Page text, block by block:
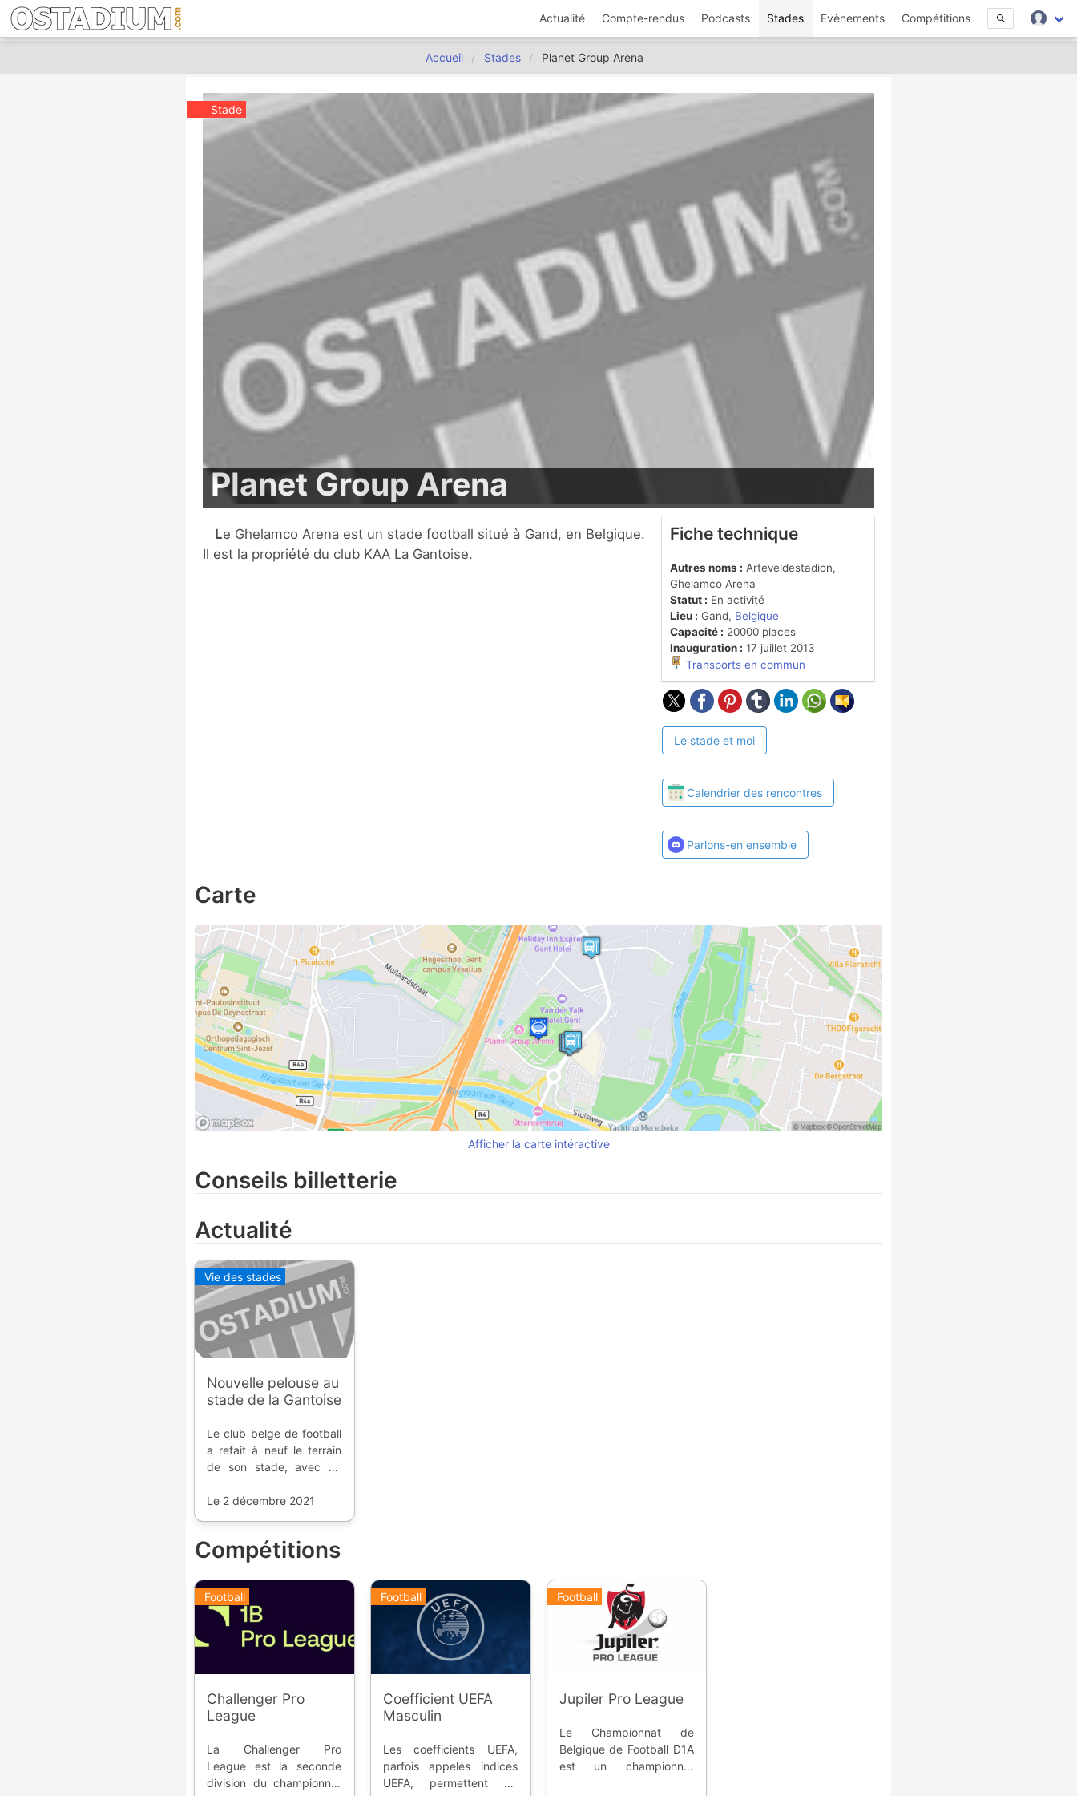
Actualité Compte-rendus Podcasts Stades Evènements Compétitions
Accueil Stades Planet Group Arena
Stade
Planet Group Arena
Le Ghelamco Arena est un stade football situé à Gand, en Belgique.
Il est la propriété du club KAA La Gantoise.
Fiche technique
Autres noms : Arteveldestadion,
Ghelamco Arena
Statut : En activité
Lieu : Gand, Belgique
Capacité : 20000 places
Inauguration : 17 juillet 2013
Transports en commun
Le stade et moi
Calendrier des rencontres
Parlons-en ensemble
Carte
Afficher la carte intéractive
Conseils billetterie
Actualité
Vie des stades
Nouvelle pelouse au
stade de la Gantoise
Le club belge de football
a refait à neuf le terrain
de son stade, avec un
par des fibres artificielles.
Le 2 décembre 2021
Compétitions
Football
Challenger Pro
League
La Challenger Pro
League est la seconde
division du championnat
Football
Coefficient UEFA
Masculin
Les coefficients UEFA,
parfois appelés indices
UEFA, permettent de
Football
Jupiler Pro League
Le Championnat de
Belgique de Football D1A
est un championnat